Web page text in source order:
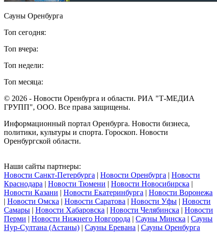
Сауны Оренбурга
Топ сегодня:
Топ вчера:
Топ недели:
Топ месяца:
© 2026 - Новости Оренбурга и области. РИА "Т-МЕДИА
ГРУПП", ООО. Все права защищены.
Информационный портал Оренбурга. Новости бизнеса,
политики, культуры и спорта. Гороскоп. Новости
Оренбургской области.
Наши сайты партнеры:
Новости Санкт-Петербурга | Новости Оренбурга | Новости
Краснодара | Новости Тюмени | Новости Новосибирска |
Новости Казани | Новости Екатеринбурга | Новости Воронежа
| Новости Омска | Новости Саратова | Новости Уфы | Новости
Самары | Новости Хабаровска | Новости Челябинска | Новости
Перми | Новости Нижнего Новгорода | Сауны Минска | Сауны
Нур-Султана (Астаны) | Сауны Еревана | Сауны Оренбурга